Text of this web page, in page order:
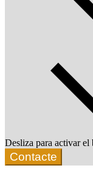
Desliza para activar el
Contacte